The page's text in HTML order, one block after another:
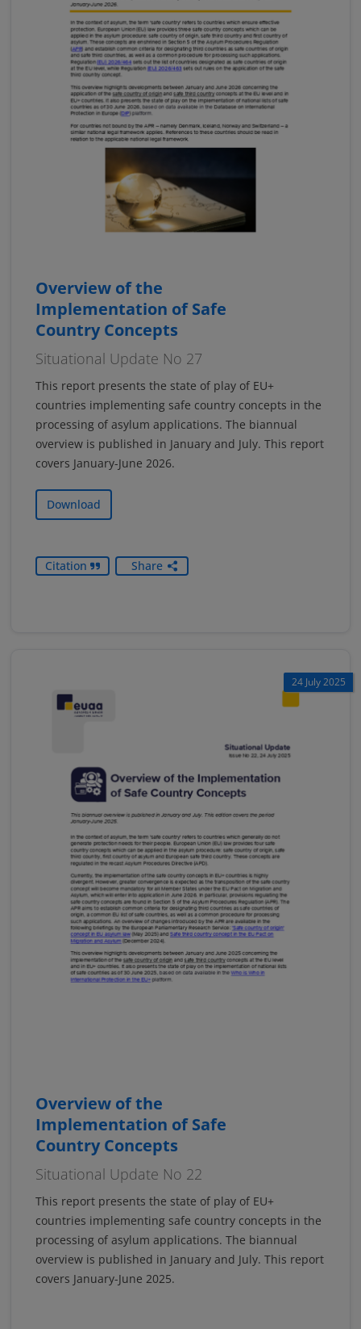
Overview of the
Implementation of Safe
Country Concepts
Situational Update No 27
This report presents the state of play of EU+
countries implementing safe country concepts in the
processing of asylum applications. The biannual
overview is published in January and July. This report
covers January-June 2026.
Download
Citation Share
24 July 2025
Overview of the
Implementation of Safe
Country Concepts
Situational Update No 22
This report presents the state of play of EU+
countries implementing safe country concepts in the
processing of asylum applications. The biannual
overview is published in January and July. This report
covers January-June 2025.